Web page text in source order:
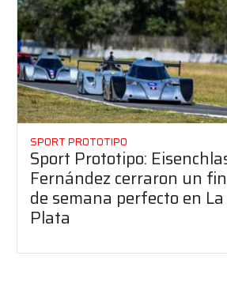
SPORT PROTOTIPO
Sport Prototipo:
Fernández cerraron un fin
de semana perfecto en La
Plata